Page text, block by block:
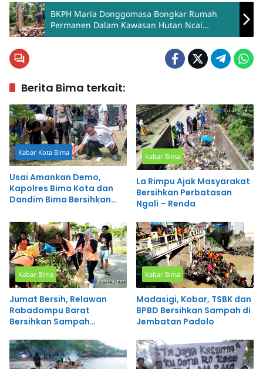
BKPH Maria Donggomasa Bongkar Rumah
Permanen Dalam Kawasan Hutan Ncai
Kapenta
Berita Bima terkait:
Kabar Kota Bima
Usai Amankan Demo,
Kapolres Bima Kota dan
Dandim Bima Bersihkan
Kabar Bima
La Rimpu Ajak Masyarakat
Bersihkan Perbatasan
Ngali – Renda
Kabar Bima
Jumat Bersih, Relawan
Rabadompu Barat
Bersihkan Sampah
Kabar Bima
Madasigi, Kobar, TSBK dan
BPBD Bersihkan Sampah di
Jembatan Padolo